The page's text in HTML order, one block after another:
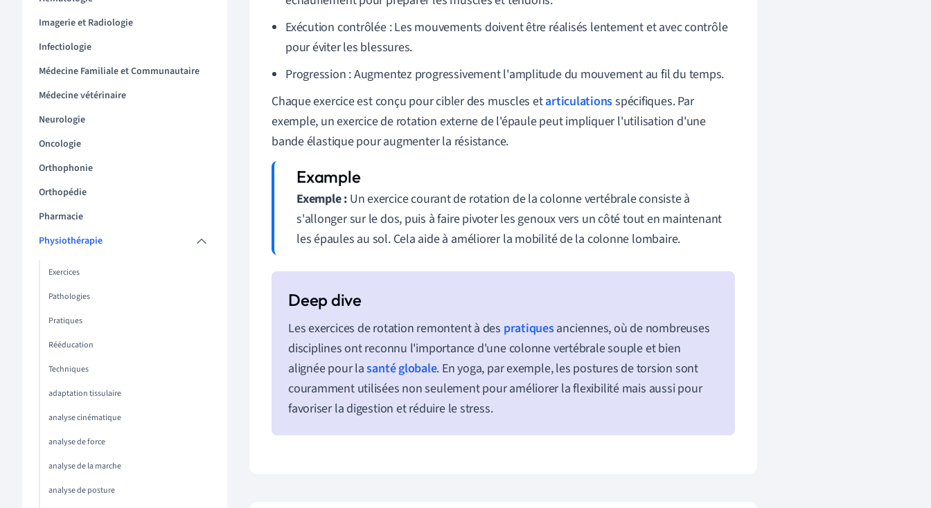
Imagerie et Radiologie
Infectiologie
Médecine Familiale et Communautaire
Médecine vétérinaire
Neurologie
Oncologie
Orthophonie
Orthopédie
Pharmacie
Physiothérapie
Exercices
Pathologies
Pratiques
Rééducation
Techniques
adaptation tissulaire
analyse cinématique
analyse de force
analyse de la marche
analyse de posture
Exécution contrôlée : Les mouvements doivent être réalisés lentement et avec contrôle
pour éviter les blessures.
Progression : Augmentez progressivement l'amplitude du mouvement au fil du temps.
Chaque exercice est conçu pour cibler des muscles etarticulationsspécifiques. Par
exemple, un exercice de rotation externe de l'épaule peut impliquer l'utilisation d'une
bande élastique pour augmenter la résistance.
Exemple : Un exercice courant de rotation de la colonne vertébrale consiste à
s'allonger sur le dos, puis à faire pivoter les genoux vers un côté tout en maintenant
les épaules au sol. Cela aide à améliorer la mobilité de la colonne lombaire.
Les exercices de rotation remontent à des pratiquesanciennes, où de nombreuses
disciplines ont reconnu l'importance d'une colonne vertébrale souple et bien
alignée pour lasanté globale. En yoga, par exemple, les postures de torsion sont
couramment utilisées non seulement pour améliorer la flexibilité mais aussi pour
favoriser la digestion et réduire le stress.